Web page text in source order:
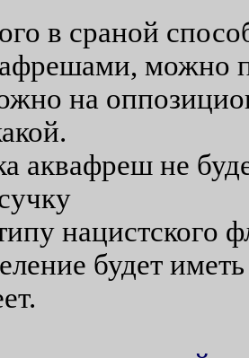
в сраной
можно
на
аквафреш не
нацистского
будет